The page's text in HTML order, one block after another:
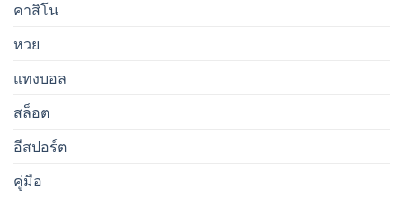
คาสิโน
หวย
แทงบอล
สล็อต
อีสปอร์ต
คู่มือ